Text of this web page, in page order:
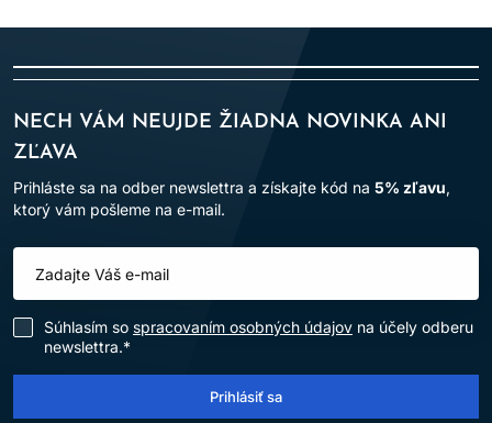
suchosti a výsledku.
MÔŽEM KONDICIONÉR NANIESŤ
KU KORIENKOM?
Ak to výrobca povoľuje a pokožke to vyhovuje. Pri rýchlom
JE UHLADZUJÚCI KONDICIONÉR
Áno, ak má primeranú textúru a nezaťažuje ich.
ČÍM SA LÍŠI MASKA OD
KONDICIONÉRA?
rozhoduje konkrétne zloženie a návod.
NECH VÁM NEUJDE ŽIADNA NOVINKA ANI
ZĽAVA
Prihláste sa na odber newslettra a získajte kód na 5% zľavu,
ktorý vám pošleme na e-mail.
Súhlasím so spracovaním osobných údajov na účely odberu
newslettra.*
Prihlásiť sa